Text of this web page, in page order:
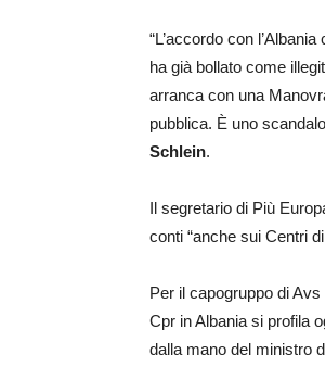
“L’accordo con
ha già bollato come
arranca con una
pubblica. È uno
Schlein.
Il segretario di Più
conti “anche sui Centri
Per il capogruppo di Avs
Cpr in Albania si profila
dalla mano del ministro